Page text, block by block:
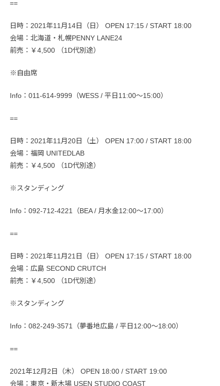
==
日時：2021年11月14日（日） OPEN 17:15 / START 18:00
会場：北海道・札幌PENNY LANE24
前売：￥4,500 （1D代別途）
※自由席
Info：011-614-9999（WESS / 平日11:00〜15:00）
==
日時：2021年11月20日（土） OPEN 17:00 / START 18:00
会場：福岡 UNITEDLAB
前売：￥4,500 （1D代別途）
※スタンディング
Info：092-712-4221（BEA / 月水金12:00〜17:00）
==
日時：2021年11月21日（日） OPEN 17:15 / START 18:00
会場：広島 SECOND CRUTCH
前売：￥4,500 （1D代別途）
※スタンディング
Info：082-249-3571（夢番地広島 / 平日12:00〜18:00）
==
2021年12月2日（木） OPEN 18:00 / START 19:00
会場：東京・新木場 USEN STUDIO COAST